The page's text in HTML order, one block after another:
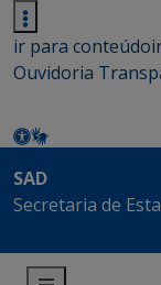
ir para conteúdo
Ouvidoria
SAD
Secretaria de